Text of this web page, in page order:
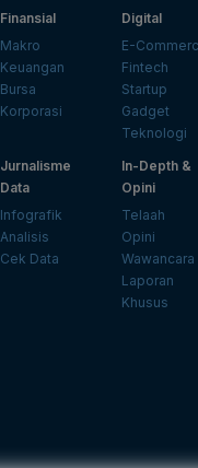
Finansial
Makro
Keuangan
Bursa
Korporasi
Digital
E-
Fintech
Startup
Gadget
Teknologi
Jurnalisme
Data
Infografik
Analisis
Cek Data
In-Depth &
Opini
Telaah
Opini
Wawancara
Laporan
Khusus